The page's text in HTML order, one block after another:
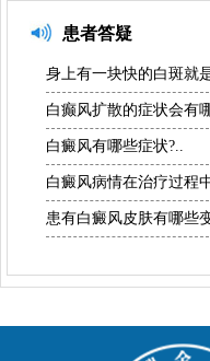
患者答疑
身上有一块快的白斑就
白癫风扩散的症状会有
白癜风有哪些症状?..
白癜风病情在治疗过程
患有白癜风皮肤有哪些